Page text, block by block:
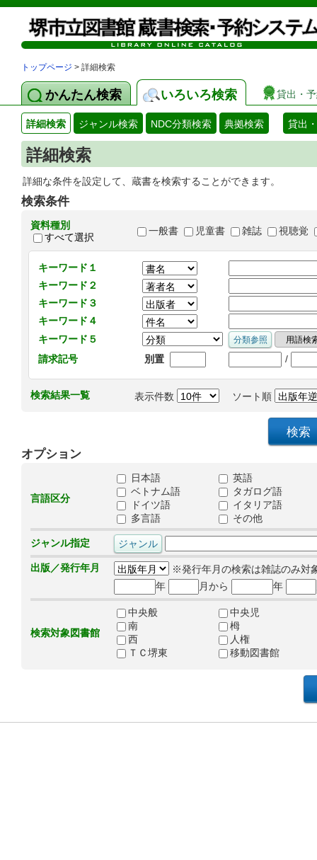
トップページ > 詳細検索
かんたん検索 いろいろ検索 貸出・
詳細検索 ジャンル検索 NDC分類検索 典拠検索 貸出
詳細検索
詳細な条件を設定して、蔵書を検索することができます。
検索条件
資料種別
すべて選択
一般書 児童書 雑誌 視聴覚
キーワード１
キーワード２
キーワード３
キーワード４
キーワード５
請求記号
別置 /
検索結果一覧 表示件数 ソート順
オプション
言語区分
日本語
英語
ベトナム語
タガログ語
ドイツ語
イタリア語
多言語
その他
ジャンル指定
出版／発行年月
※発行年月の検索は雑誌のみ対
年
月から 年
検索対象図書館
中央般
中央児
南
栂
西
人権
ＴＣ堺東
移動図書館